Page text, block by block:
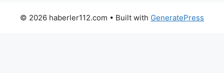
© 2026 haberler112.com • Built with GeneratePress